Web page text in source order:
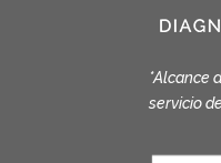
*Alcance
servicio